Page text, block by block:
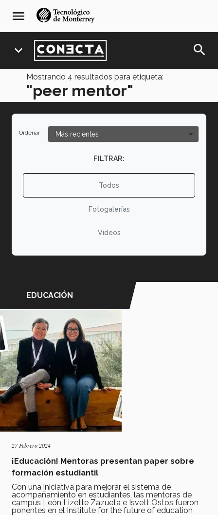
navegación
principal
menu
expand_more search
Mostrando 4 resultados para etiqueta:
"peer mentor"
Ordenar
FILTRAR:
Todos
Fotogalerías
Videos
EDUCACIÓN
27 Febrero 2024
¡Educación! Mentoras presentan paper sobre
formación estudiantil
Con una iniciativa para mejorar el sistema de
acompañamiento en estudiantes, las mentoras de
campus León Lizette Zazueta e Isvett Ostos fueron
ponentes en el Institute for the future of education